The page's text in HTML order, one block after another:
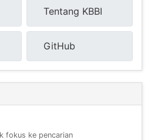
Tentang KBBI
GitHub
fokus ke pencarian